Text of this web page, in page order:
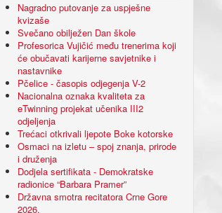
Nagradno putovanje za uspješne
kvizaše
Svečano obilježen Dan škole
Profesorica Vujičić među trenerima koji
će obučavati karijerne savjetnike i
nastavnike
Pčelice - časopis odjegenja V-2
Nacionalna oznaka kvaliteta za
eTwinning projekat učenika III2
odjeljenja
Trećaci otkrivali ljepote Boke kotorske
Osmaci na izletu – spoj znanja, prirode
i druženja
Dodjela sertifikata - Demokratske
radionice “Barbara Pramer”
Državna smotra recitatora Crne Gore
2026.